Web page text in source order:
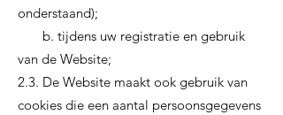
onderstaand);
b. tijdens uw registratie en gebruik
van de Website;
2.3. De Website maakt ook gebruik van
cookies die een aantal persoonsgegevens